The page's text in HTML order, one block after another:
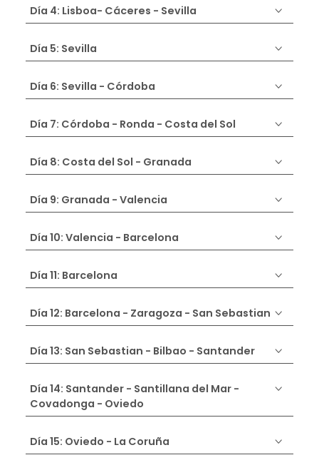
Día 4: Lisboa- Cáceres - Sevilla
Día 5: Sevilla
Día 6: Sevilla - Córdoba
Día 7: Córdoba - Ronda - Costa del Sol
Día 8: Costa del Sol - Granada
Día 9: Granada - Valencia
Día 10: Valencia - Barcelona
Día 11: Barcelona
Día 12: Barcelona - Zaragoza - San Sebastian
Día 13: San Sebastian - Bilbao - Santander
Día 14: Santander - Santillana del Mar -
Covadonga - Oviedo
Día 15: Oviedo - La Coruña